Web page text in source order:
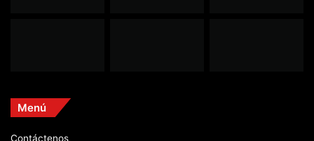
Menú
Contáctenos